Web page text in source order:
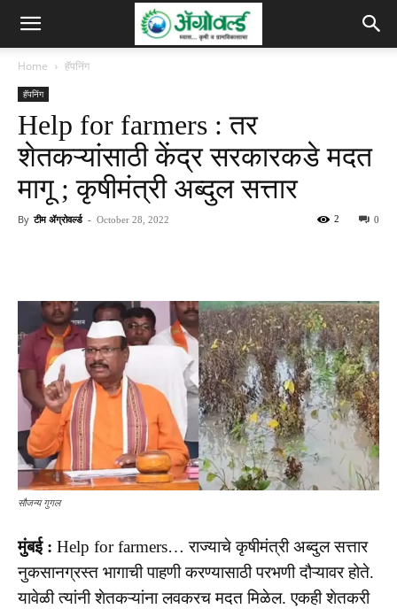
Home हॅपनिंग
हॅपनिंग
Help for farmers : तर
शेतकऱ्यांसाठी केंद्र सरकारकडे मदत
मागू ; कृषीमंत्री अब्दुल सत्तार
By टीम ॲग्रोवर्ल्ड - October 28, 2022 0
2
सौजन्य गुगल
मुंबई : Help for farmers… राज्याचे कृषीमंत्री अब्दुल सत्तार
नुकसानग्रस्त भागाची पाहणी करण्यासाठी परभणी दौऱ्यावर होते.
यावेळी त्यांनी शेतकऱ्यांना लवकरच मदत मिळेल. एकही शेतकरी